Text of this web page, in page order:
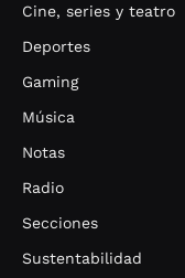
Cine, series y teatro
Deportes
Gaming
Música
Notas
Radio
Secciones
Sustentabilidad